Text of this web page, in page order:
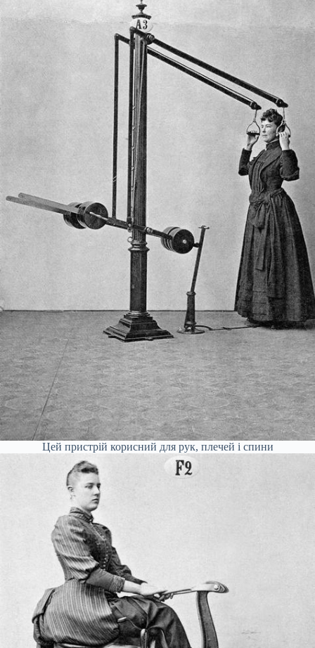
Цей пристрій корисний для рук, плечей і спини